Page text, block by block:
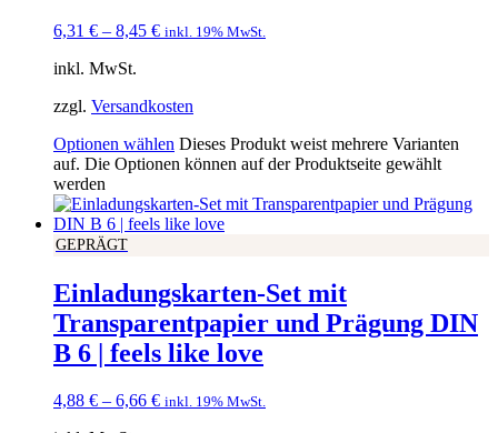
6,31 € – 8,45 € inkl. 19% MwSt.
inkl. MwSt.
zzgl. Versandkosten
Optionen wählen Dieses Produkt weist mehrere Varianten
auf. Die Optionen können auf der Produktseite gewählt
werden
GEPRÄGT
Einladungskarten-Set mit
Transparentpapier und Prägung DIN
B 6 | feels like love
4,88 € – 6,66 € inkl. 19% MwSt.